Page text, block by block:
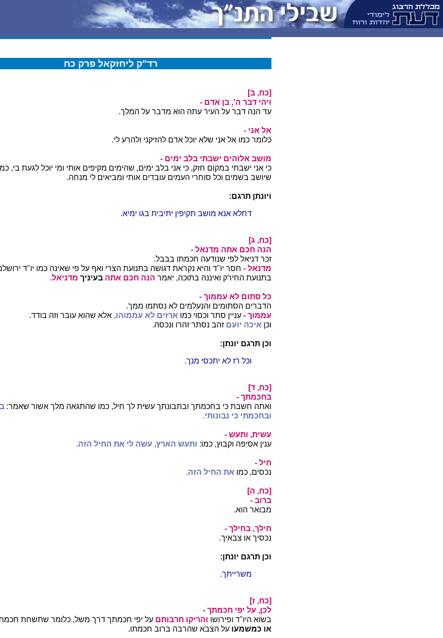
רד"ק ליחזקאל פרק כח
[כח, ב]
ויהי דבר ה', בן אדם -
עד הנה דבר על העיר עתה הוא מדבר על המלך.
אל אני -
כלומר כמו אל אני שלא יוכל אדם להזיקני ולהרע לי.
מושב אלוהים ישבתי בלב ימים -
כי אני ישבתי במקום חזק, כי אני בלב ימים, שהימים מקיפים אותי ומי יוכל לגעת בי,
שיושב בשמים וכל סוחרי העמים עובדים אותי ומביאים לי מנחה.
ויונתן תרגם:
דחלא אנא מושב תקיפין יתיבית בגו ימיא.
[כח, ג]
הנה חכם אתה מדנאל -
זכר דניאל לפי שנודעה חכמתו בבבל.
מדנאל - חסר יו"ד והיא נקראת דגושה בתנועת הצרי ואף על פי שאינה כמו יו"ד
בתנועת החירק ואיננה בתוכה, יאמר הנה חכם אתה בעיניך מדניאל.
כל סתום לא עממוך -
הדברים הסתומים והנעלמים לא נסתמו ממך.
עממוך - עניין סתר וכסוי כמו ארזים לא עממוהו, אלא שהוא עובר וזה בודד.
וכן איכה יועם זהב נסתר זהרו ונכסה.
וכן תרגם יונתן:
וכל רז לא יתכסי מנך.
[כח, ד]
בחכמתך -
ואתה חשבת כי בחכמתך ובתבונתך עשית לך חיל, כמו שהתגאה מלך אשור שאמר:
ובחכמתי כי נבונותי.
עשית, ותעש -
ענין אסיפה וקבוץ, כמו: ותעש הארץ, עשה לי את החיל הזה.
חיל -
נכסים, כמו את החיל הזה.
[כח, ה]
ברוב -
מבואר הוא.
חילך, בחילך -
נכסיך או צבאיך.
וכן תרגם יונתן:
משרייתך.
[כח, ז]
לכן, על יפי חכמתך -
בשוא היו"ד ופירושו והריקו חרבותם על יפי חכמתך דרך משל, כלומר שתשחת
או כמשמעו על הצבא שהרבה ברוב חכמתו.